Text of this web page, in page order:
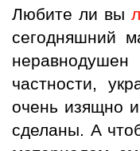
Любите ли вы
сегодняшний
неравнодушен
частности,
очень изящно
сделаны. А